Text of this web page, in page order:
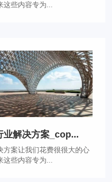
这些内容专为...
业解决方案_cop...
方案让我们花费很很大的心
这些内容专为...